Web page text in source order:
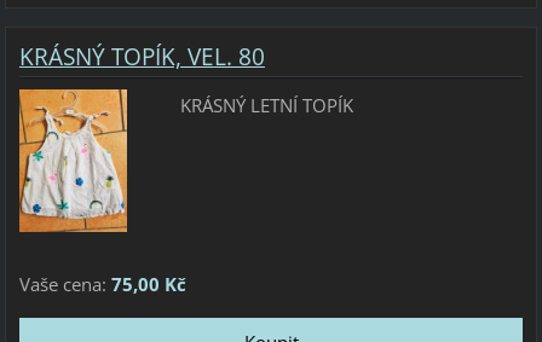
KRÁSNÝ TOPÍK, VEL. 80
KRÁSNÝ LETNÍ TOPÍK
Vaše cena: 75,00 Kč